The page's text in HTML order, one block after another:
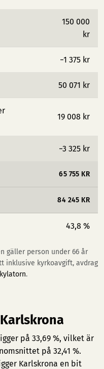
150 000
kr
−1 375 kr
50 071 kr
19 008 kr
−3 325 kr
65 755 KR
84 245 KR
43,8 %
gäller person under 66 år
inklusive kyrkoavgift, avdrag
.
på 33,69 %, vilket är
på 32,41 %.
Karlskrona en bit